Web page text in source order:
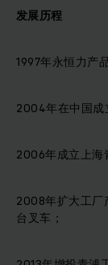
发展历程
1997年永恒力产
2004年在中国成
2006年成立上海
2008年扩大工厂
台叉车；